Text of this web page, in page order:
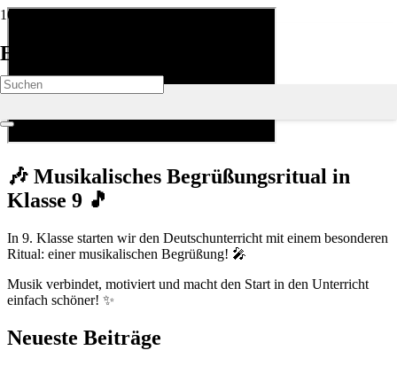
Eurocampus Deutsche Schule
🎶 Musikalisches Begrüßungsritual in
Klasse 9 🎵
In 9. Klasse starten wir den Deutschunterricht mit einem besonderen
Ritual: einer musikalischen Begrüßung! 🎤
Musik verbindet, motiviert und macht den Start in den Unterricht
einfach schöner! ✨
Neueste Beiträge